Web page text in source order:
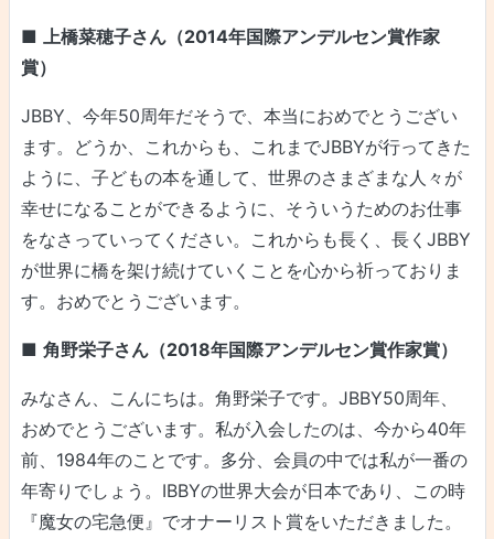
■
上橋菜穂子さん（2014年国際アンデルセン賞作家
賞）
JBBY、今年50周年だそうで、本当におめでとうござい
ます。どうか、これからも、これまでJBBYが行ってきた
ように、子どもの本を通して、世界のさまざまな人々が
幸せになることができるように、そういうためのお仕事
をなさっていってください。これからも長く、長くJBBY
が世界に橋を架け続けていくことを心から祈っておりま
す。おめでとうございます。
■ 角野栄子さん（2018年国際アンデルセン賞作家賞）
みなさん、こんにちは。角野栄子です。JBBY50周年、
おめでとうございます。私が入会したのは、今から40年
前、1984年のことです。多分、会員の中では私が一番の
年寄りでしょう。IBBYの世界大会が日本であり、この時
『魔女の宅急便』でオナーリスト賞をいただきました。